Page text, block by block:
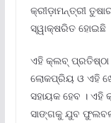
କ୍ରୀଡ଼ାମନ୍ତ୍ରୀ
ସ୍ୱାକ୍ଷରିତ ହୋଇଛି
ଏହି କ୍ଲବ୍
ଲୋକପ୍ରିୟ ଓ ଏହି
ସହାୟକ ହେବ ।
ସାଙ୍ଗକୁ ଯୁବ